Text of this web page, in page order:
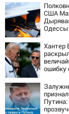
США
Одессы
ВМФ
это
головы?
Хантер
ошибку
против